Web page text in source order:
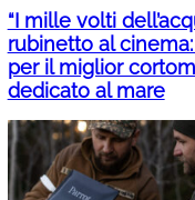
“I mille volti
rubinetto al
per il miglior
dedicato al mare